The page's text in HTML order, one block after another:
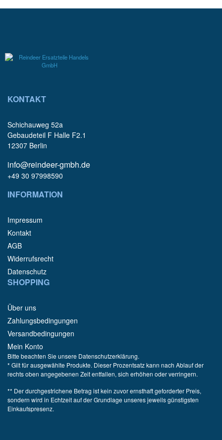
KONTAKT
Schichauweg 52a
Gebaudeteil F Halle F2.1
12307 Berlin
info@reindeer-gmbh.de
+49 30 97998590
INFORMATION
Impressum
Kontakt
AGB
Widerrufsrecht
Datenschutz
SHOPPING
Über uns
Zahlungsbedingungen
Versandbedingungen
Mein Konto
Bitte beachten Sie unsere Datenschutzerklärung.
* Gilt für ausgewählte Produkte. Dieser Prozentsatz kann nach Ablauf der
rechts oben angegebenen Zeit entfallen, sich erhöhen oder verringern.
** Der durchgestrichene Betrag ist kein zuvor ernsthaft geforderter Preis,
sondern wird in Echtzeit auf der Grundlage unseres jeweils günstigsten
Einkaufspresenz.